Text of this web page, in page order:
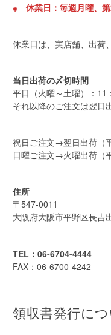
※ 休業日：毎週月曜、
休業日は、実店舗、出荷
当日出荷の〆切時間
平日（火曜～土曜）：11
それ以降のご注文は翌日
祝日ご注文→翌日出荷（
日曜ご注文→火曜出荷（
住所
〒547-0011
大阪府大阪市平野区長吉
TEL：06-6704-4444
FAX：06-6700-4242
領収書発行に